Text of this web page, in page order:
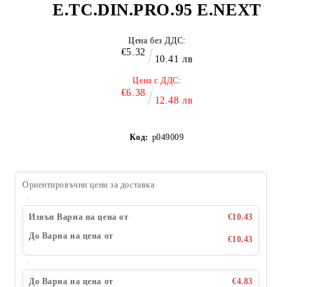
E.TC.DIN.PRO.95 E.NEXT
Цена без ДДС:
€5.32
10.41 лв
Цена с ДДС:
€6.38
12.48 лв
Код: p049009
Ориентировъчни цени за доставка
Извън Варна на цена от
€10.43
До Варна на цена от
€10.43
До Варна на цена от
€4.83